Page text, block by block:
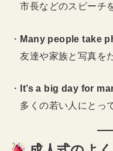
市長などのスピーチ
・ Many people take
友達や家族と写真を
・ It’s a big day for
多くの若い人にとっ